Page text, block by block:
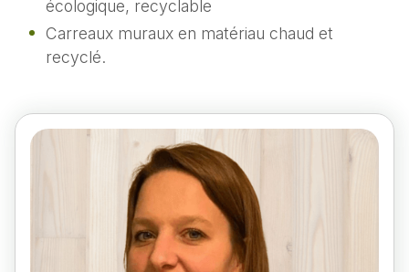
écologique, recyclable
Carreaux muraux en matériau chaud et
recyclé.